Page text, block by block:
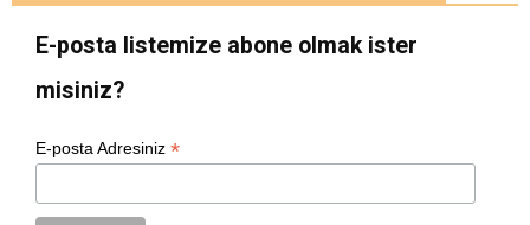
E-posta listemize abone olmak ister
misiniz?
E-posta Adresiniz *